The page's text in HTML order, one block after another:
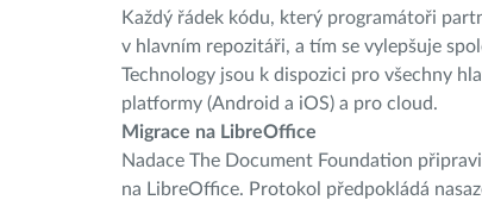
Každý řádek kódu, který programátoři
v hlavním repozitáři, a tím se vylepšuje
Technology jsou k dispozici pro všechny
platformy (Android a iOS) a pro cloud.
Migrace na LibreOffice
Nadace The Document Foundation
na LibreOffice. Protokol předpokládá